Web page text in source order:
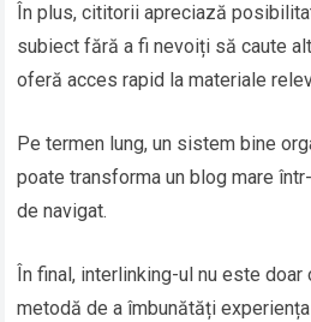
În plus, cititorii apreciază
subiect fără a fi nevoiți să caute
oferă acces rapid la materiale
Pe termen lung, un sistem bine
poate transforma un blog mare
de navigat.
În final, interlinking-ul nu este doar
metodă de a îmbunătăți